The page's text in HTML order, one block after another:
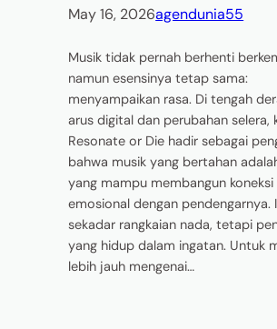
May 16, 2026agendunia55
Musik tidak pernah berhenti
namun esensinya tetap sama:
menyampaikan rasa. Di tengah
arus digital dan perubahan selera,
Resonate or Die hadir sebagai
bahwa musik yang bertahan
yang mampu membangun koneksi
emosional dengan pendengarnya.
sekadar rangkaian nada, tetapi
yang hidup dalam ingatan. Untuk
lebih jauh mengenai…